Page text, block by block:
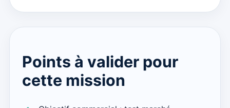
Points à valider pour
cette mission